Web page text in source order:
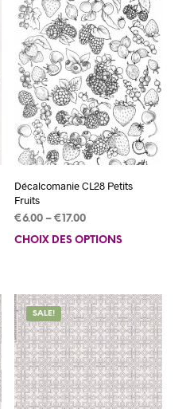
Ce
plusieurs
variations.
Les
options
peuvent
être
choisies
Décalcomanie CL28 Petits
Fruits
€6.00– € 17.00
CHOIX DES OPTIONS
Les
être
SALE!